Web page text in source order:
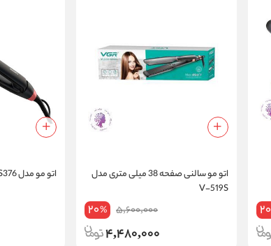
20
اتو مو سالنی صفحه 38 میلی متری مدل
V-519S
5,600,000
20%
4,480,000
اتو مو مدل BHS376